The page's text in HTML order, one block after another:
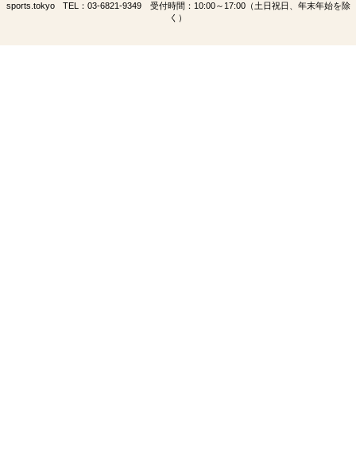
sports.tokyoTEL： 03-6821-9349受付時間：10:00～17:00（土日祝日、年末年始を除
く）